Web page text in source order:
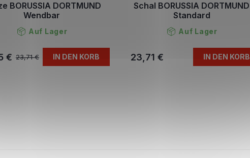
BORUSSIA DORTMUND
Wendbar
Auf Lager
23,71 €
€ IN DEN KORB
Schal BORUSSIA DORTMUND
Standard
Auf Lager
23,71 € IN DEN KORB